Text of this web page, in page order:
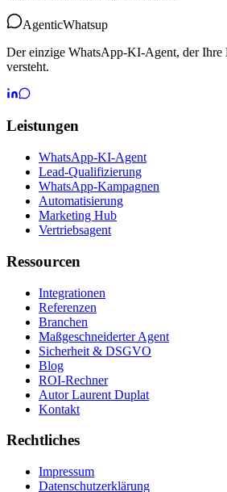
AgenticWhatsup
Der einzige WhatsApp-KI-Agent, der Ihre
versteht.
Leistungen
WhatsApp-KI-Agent
Lead-Qualifizierung
WhatsApp-Kampagnen
Automatisierung
Marketing Hub
Vertriebsagent
Ressourcen
Integrationen
Referenzen
Branchen
Maßgeschneiderter Agent
Sicherheit & DSGVO
Blog
ROI-Rechner
Autor Laurent Duplat
Kontakt
Rechtliches
Impressum
Datenschutzerklärung